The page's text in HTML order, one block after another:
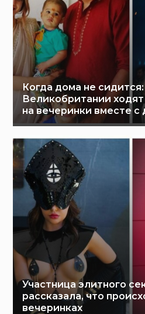
Когда дома не
Великобритании
на вечеринки вместе с
Участница элитного
рассказала, что
вечеринках